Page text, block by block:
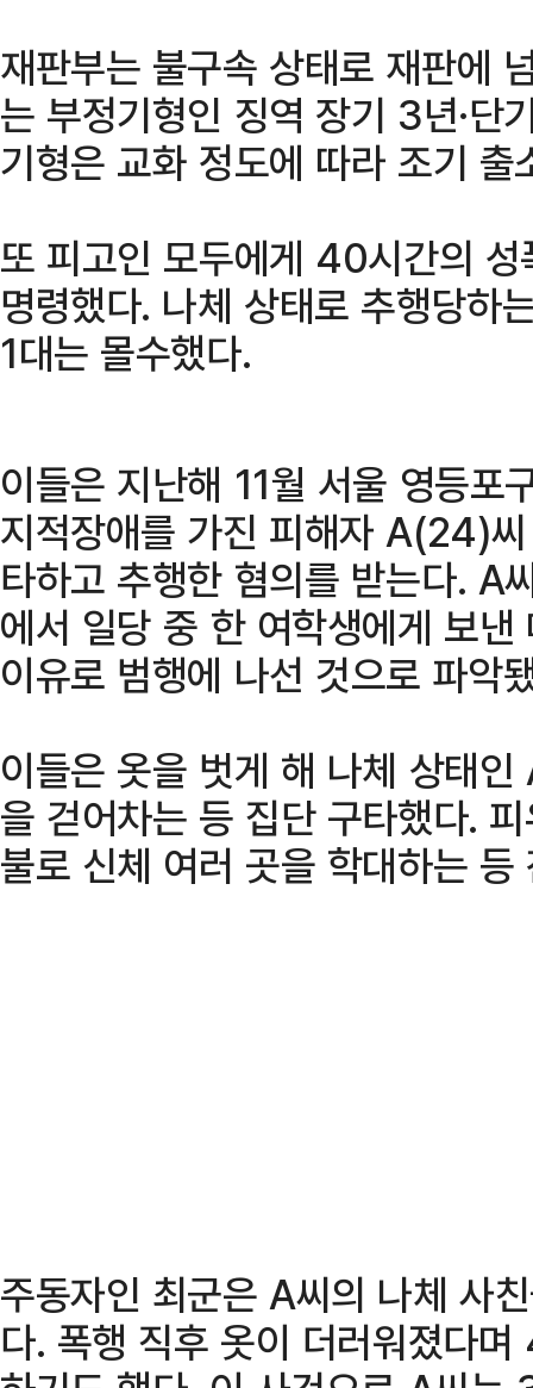
재판부는 불구속 상태로 재판에
는 부정기형인 징역 장기 3년·단
기형은 교화 정도에 따라 조기
또 피고인 모두에게 40시간의
명령했다. 나체 상태로 추행당하
1대는 몰수했다.
이들은 지난해 11월 서울 영등포
지적장애를 가진 피해자 A(24)
타하고 추행한 혐의를 받는다. A
에서 일당 중 한 여학생에게 보
이유로 범행에 나선 것으로 파악
이들은 옷을 벗게 해 나체 상태
을 걷어차는 등 집단 구타했다.
불로 신체 여러 곳을 학대하는
주동자인 최군은 A씨의 나체 사
다. 폭행 직후 옷이 더러워졌다